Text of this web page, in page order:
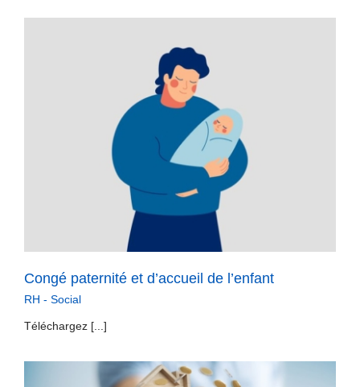
Congé paternité et d’accueil de l’enfant
RH - Social
Téléchargez [...]